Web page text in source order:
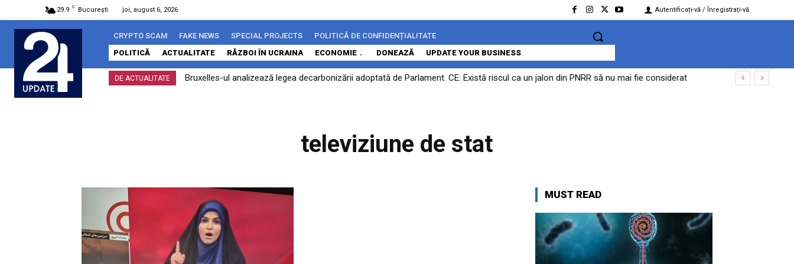
29.9 C București joi, august 6, 2026 Autentificați-vă / Înregistrați-vă
CRYPTO SCAM FAKE NEWS SPECIAL PROJECTS
POLITICĂ DE CONFIDENȚIALITATE
POLITICĂ
ACTUALITATE RĂZBOI ÎN UCRAINA ECONOMIE DONEAZĂ UPDATE YOUR BUSINESS
DE ACTUALITATE
Bruxelles-ul analizează legea decarbonizării adoptată de Parlament. CE: Există riscul ca un jalon din PNRR să nu mai fie considerat
televiziune de stat
MUST READ